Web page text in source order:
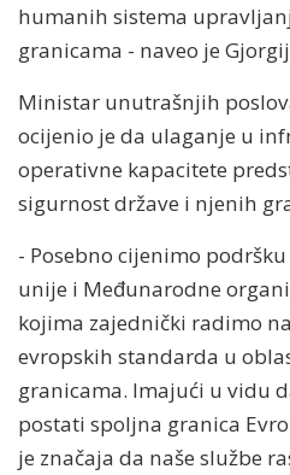
humanih sistema
granicama - naveo je
Ministar unutrašnjih
ocijenio je da ulaganje u
operativne kapacitete
sigurnost države i njenih
- Posebno cijenimo
unije i Međunarodne
kojima zajednički radimo
evropskih standarda u
granicama. Imajući u vidu
postati spoljna granica
je značaja da naše službe